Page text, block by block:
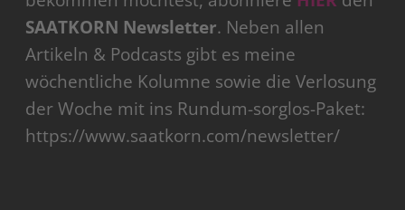
SAATKORN Newsletter. Neben allen
Artikeln & Podcasts gibt es meine
wöchentliche Kolumne sowie die Verlosung
der Woche mit ins Rundum-sorglos-Paket:
https://www.saatkorn.com/newsletter/